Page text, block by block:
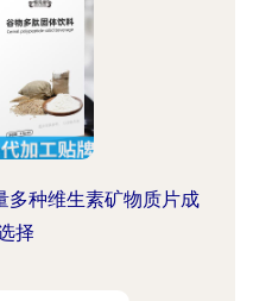
多种维生素矿物质片成
择